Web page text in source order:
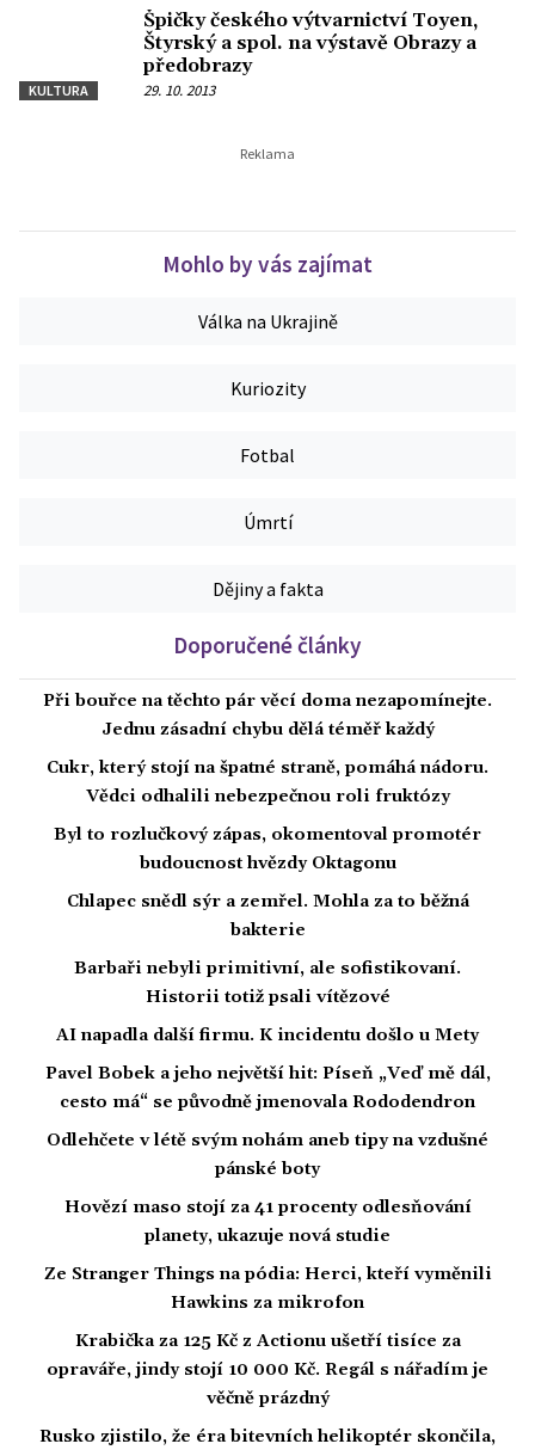
KULTURA
Špičky českého výtvarnictví Toyen,
Štyrský a spol. na výstavě Obrazy a
předobrazy
29. 10. 2013
Mohlo by vás zajímat
Válka na Ukrajině
Kuriozity
Fotbal
Úmrtí
Dějiny a fakta
Doporučené články
Při bouřce na těchto pár věcí doma nezapomínejte.
Jednu zásadní chybu dělá téměř každý
Cukr, který stojí na špatné straně, pomáhá nádoru.
Vědci odhalili nebezpečnou roli fruktózy
Byl to rozlučkový zápas, okomentoval promotér
budoucnost hvězdy Oktagonu
Chlapec snědl sýr a zemřel. Mohla za to běžná
bakterie
Barbaři nebyli primitivní, ale sofistikovaní.
Historii totiž psali vítězové
AI napadla další firmu. K incidentu došlo u Mety
Pavel Bobek a jeho největší hit: Píseň „Veď mě dál,
cesto má“ se původně jmenovala Rododendron
Odlehčete v létě svým nohám aneb tipy na vzdušné
pánské boty
Hovězí maso stojí za 41 procenty odlesňování
planety, ukazuje nová studie
Ze Stranger Things na pódia: Herci, kteří vyměnili
Hawkins za mikrofon
Krabička za 125 Kč z Actionu ušetří tisíce za
opraváře, jindy stojí 10 000 Kč. Regál s nářadím je
věčně prázdný
Rusko zjistilo, že éra bitevních helikoptér skončila,